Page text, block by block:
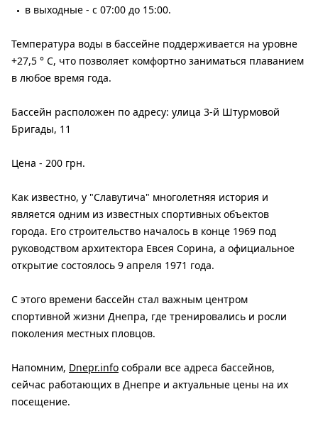
в выходные - с 07:00 до 15:00.
Температура воды в бассейне поддерживается на уровне
+27,5 ° C, что позволяет комфортно заниматься плаванием
в любое время года.
Бассейн расположен по адресу: улица 3-й Штурмовой
Бригады, 11
Цена - 200 грн.
Как известно, у "Славутича" многолетняя история и
является одним из известных спортивных объектов
города. Его строительство началось в конце 1969 под
руководством архитектора Евсея Сорина, а официальное
открытие состоялось 9 апреля 1971 года.
С этого времени бассейн стал важным центром
спортивной жизни Днепра, где тренировались и росли
поколения местных пловцов.
Напомним, Dnepr.info собрали все адреса бассейнов,
сейчас работающих в Днепре и актуальные цены на их
посещение.